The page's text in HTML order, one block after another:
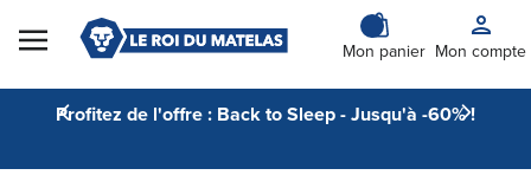
Skip to Content
Mon panier Mon compte
Profitez de l'offre : Back to Sleep - Jusqu'à -60% !